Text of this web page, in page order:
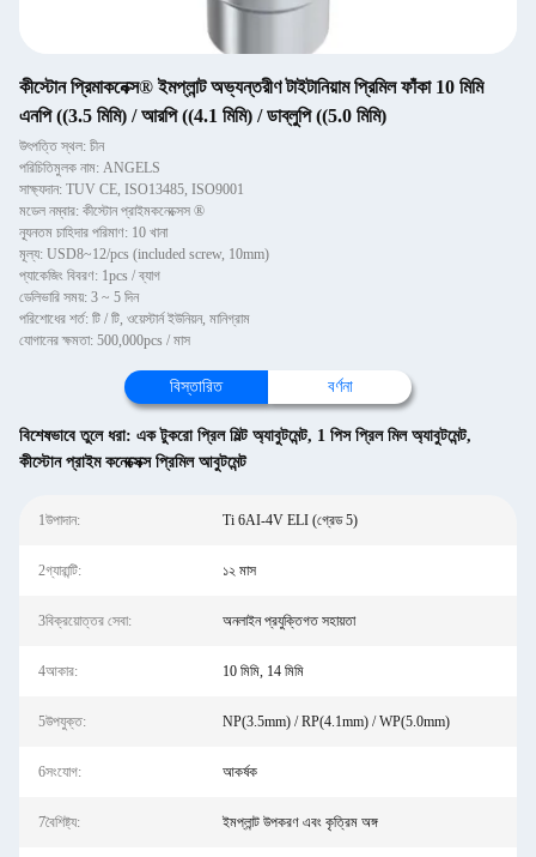
কীস্টোন প্রিমাকনেক্স® ইমপ্লান্ট অভ্যন্তরীণ টাইটানিয়াম প্রিমিল ফাঁকা 10 মিমি
এনপি ((3.5 মিমি) / আরপি ((4.1 মিমি) / ডাব্লুপি ((5.0 মিমি)
উৎপত্তি স্থল: চীন
পরিচিতিমুলক নাম: ANGELS
সাক্ষ্যদান: TUV CE, ISO13485, ISO9001
মডেল নম্বার: কীস্টোন প্রাইমকনেক্সেস ®
ন্যূনতম চাহিদার পরিমাণ: 10 খানা
মূল্য: USD8~12/pcs (included screw, 10mm)
প্যাকেজিং বিবরণ: 1pcs / ব্যাগ
ডেলিভারি সময়: 3 ~ 5 দিন
পরিশোধের শর্ত: টি / টি, ওয়েস্টার্ন ইউনিয়ন, মানিগ্রাম
যোগানের ক্ষমতা: 500,000pcs / মাস
বিস্তারিত বর্ণনা
বিশেষভাবে তুলে ধরা: এক টুকরো প্রিল মিল্ট অ্যাবুটমেন্ট, 1 পিস প্রিল মিল অ্যাবুটমেন্ট,
কীস্টোন প্রাইম কনেক্সেক্স প্রিমিল আবুটমেন্ট
1উপাদান: Ti 6AI-4V ELI (গ্রেড 5)
2গ্যারান্টি: ১২ মাস
3বিক্রয়োত্তর সেবা: অনলাইন প্রযুক্তিগত সহায়তা
4আকার: 10 মিমি, 14 মিমি
5উপযুক্ত: NP(3.5mm) / RP(4.1mm) / WP(5.0mm)
6সংযোগ: আকর্ষক
7বৈশিষ্ট্য: ইমপ্লান্ট উপকরণ এবং কৃত্রিম অঙ্গ